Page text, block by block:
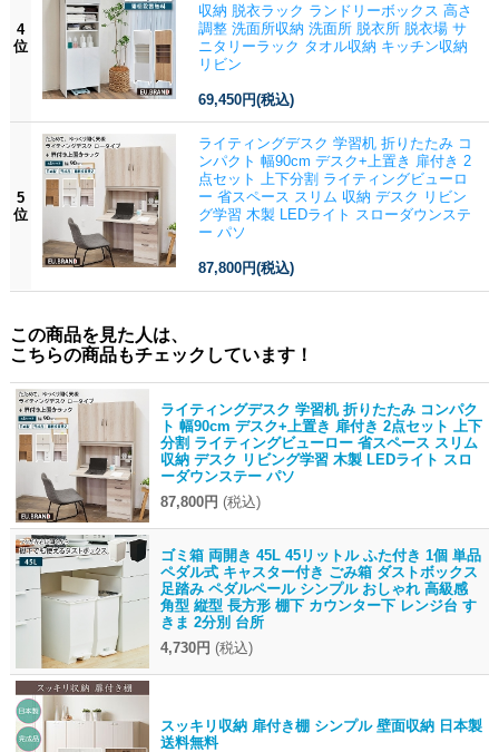
4
位
収納 脱衣ラック ランドリーボックス 高さ
調整 洗面所収納 洗面所 脱衣所 脱衣場 サ
ニタリーラック タオル収納 キッチン収納
リビン
69,450円(税込)
5
位
ライティングデスク 学習机 折りたたみ コ
ンパクト 幅90cm デスク+上置き 扉付き 2
点セット 上下分割 ライティングビューロ
ー 省スペース スリム 収納 デスク リビン
グ学習 木製 LEDライト スローダウンステ
ー パソ
87,800円(税込)
この商品を見た人は、
こちらの商品もチェックしています！
ライティングデスク 学習机 折りたたみ コンパク
ト 幅90cm デスク+上置き 扉付き 2点セット 上下
分割 ライティングビューロー 省スペース スリム
収納 デスク リビング学習 木製 LEDライト スロ
ーダウンステー パソ
87,800円 (税込)
ゴミ箱 両開き 45L 45リットル ふた付き 1個 単品
ペダル式 キャスター付き ごみ箱 ダストボックス
足踏み ペダルペール シンプル おしゃれ 高級感
角型 縦型 長方形 棚下 カウンター下 レンジ台 す
きま 2分別 台所
4,730円 (税込)
スッキリ収納 扉付き棚 シンプル 壁面収納 日本製
送料無料